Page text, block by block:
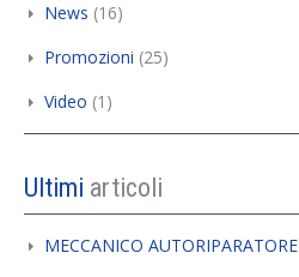
News (16)
Promozioni (25)
Video (1)
Ultimi articoli
MECCANICO AUTORIPARATORE